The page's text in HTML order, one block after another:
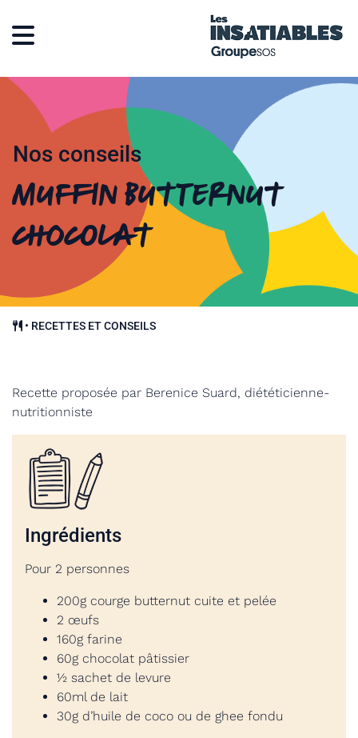
Nos conseils
Muffin butternut
chocolat
• RECETTES ET CONSEILS
Recette proposée par Berenice Suard, diététicienne-
nutritionniste
Ingrédients
Pour 2 personnes
200g courge butternut cuite et pelée
2 œufs
160g farine
60g chocolat pâtissier
½ sachet de levure
60ml de lait
30g d’huile de coco ou de ghee fondu